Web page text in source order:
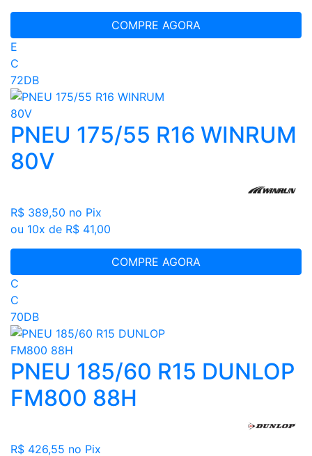
COMPRE AGORA
E
C
72DB
PNEU 175/55 R16 WINRUM
80V
R$ 389,50 no Pix
ou 10x de R$ 41,00
COMPRE AGORA
C
C
70DB
PNEU 185/60 R15 DUNLOP
FM800 88H
R$ 426,55 no Pix